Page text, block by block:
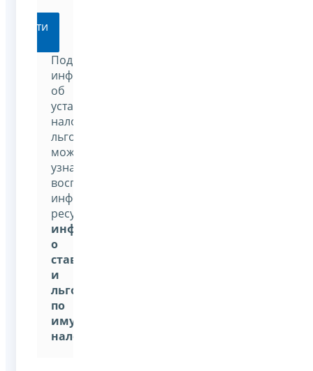
Перейти
Подробную
информацию
об
установленных
налоговых
льготах
можно
узнать,
воспользовавшись
информационным
ресурсом:
информация
о
ставках
и
льготах
по
имущественным
налогам»